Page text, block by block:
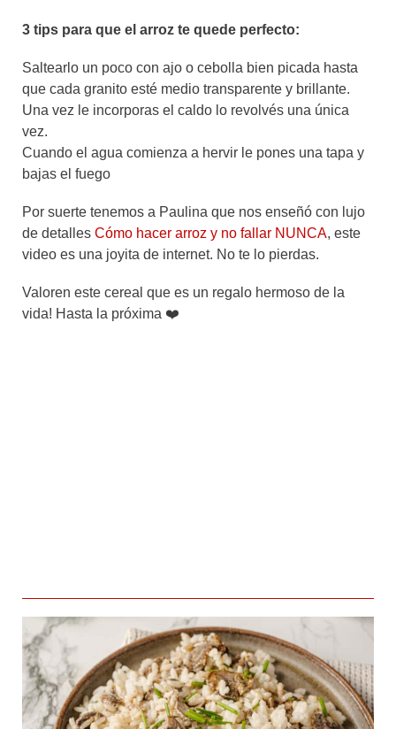
3 tips para que el arroz te quede perfecto:
Saltearlo un poco con ajo o cebolla bien picada hasta
que cada granito esté medio transparente y brillante.
Una vez le incorporas el caldo lo revolvés una única
vez.
Cuando el agua comienza a hervir le pones una tapa y
bajas el fuego
Por suerte tenemos a Paulina que nos enseñó con lujo
de detalles Cómo hacer arroz y no fallar NUNCA, este
video es una joyita de internet. No te lo pierdas.
Valoren este cereal que es un regalo hermoso de la
vida! Hasta la próxima ❤️